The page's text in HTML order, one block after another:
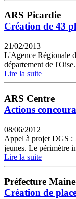
ARS Picardie
Création de 43
21/02/2013
L'Agence Régionale
département de
Lire la suite
ARS Centre
Actions
08/06/2012
Appel à projet DGS :
jeunes. Le périmètre
Lire la suite
Préfecture
Création de